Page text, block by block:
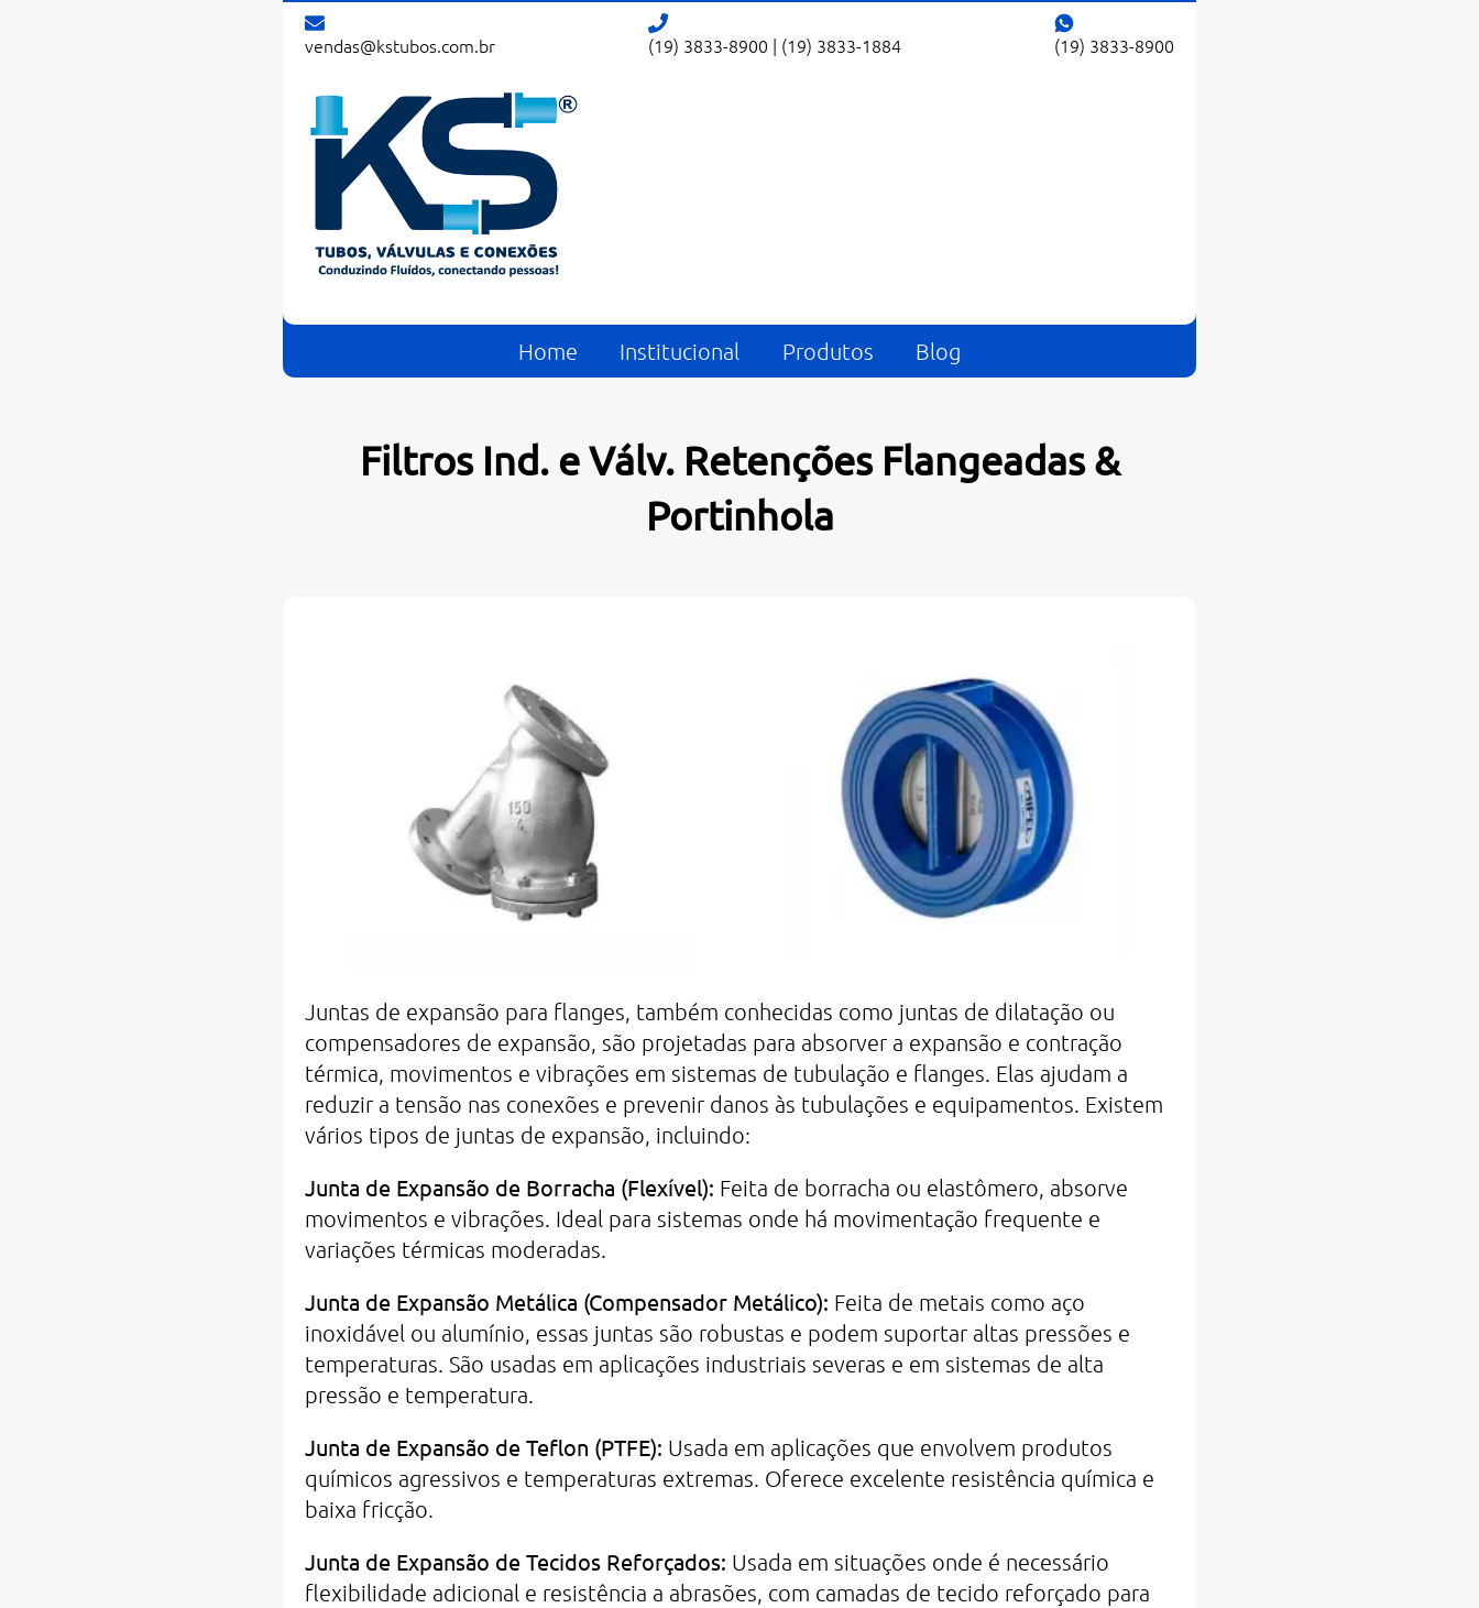
vendas@kstubos.com.br (19) 3833-8900 | (19) 3833-1884 (19) 3833-8900
Home Institucional Produtos Blog
Filtros Ind. e Válv. Retenções Flangeadas &
Portinhola
Juntas de expansão para flanges, também conhecidas como juntas de dilatação ou
compensadores de expansão, são projetadas para absorver a expansão e contração
térmica, movimentos e vibrações em sistemas de tubulação e flanges. Elas ajudam a
reduzir a tensão nas conexões e prevenir danos às tubulações e equipamentos. Existem
vários tipos de juntas de expansão, incluindo:
Junta de Expansão de Borracha (Flexível): Feita de borracha ou elastômero, absorve
movimentos e vibrações. Ideal para sistemas onde há movimentação frequente e
variações térmicas moderadas.
Junta de Expansão Metálica (Compensador Metálico): Feita de metais como aço
inoxidável ou alumínio, essas juntas são robustas e podem suportar altas pressões e
temperaturas. São usadas em aplicações industriais severas e em sistemas de alta
pressão e temperatura.
Junta de Expansão de Teflon (PTFE): Usada em aplicações que envolvem produtos
químicos agressivos e temperaturas extremas. Oferece excelente resistência química e
baixa fricção.
Junta de Expansão de Tecidos Reforçados: Usada em situações onde é necessário
flexibilidade adicional e resistência a abrasões, com camadas de tecido reforçado para